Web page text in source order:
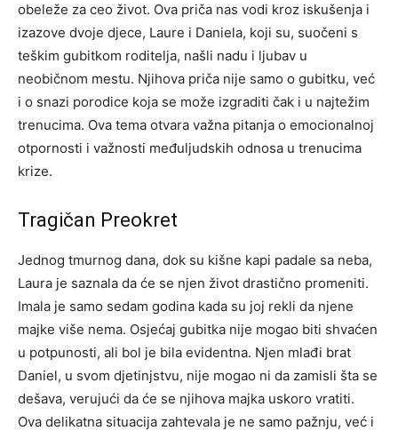
obeleže za ceo život. Ova priča nas vodi kroz iskušenja i
izazove dvoje djece, Laure i Daniela, koji su, suočeni s
teškim gubitkom roditelja, našli nadu i ljubav u
neobičnom mestu. Njihova priča nije samo o gubitku, već
i o snazi porodice koja se može izgraditi čak i u najtežim
trenucima. Ova tema otvara važna pitanja o emocionalnoj
otpornosti i važnosti međuljudskih odnosa u trenucima
krize.
Tragičan Preokret
Jednog tmurnog dana, dok su kišne kapi padale sa neba,
Laura je saznala da će se njen život drastično promeniti.
Imala je samo sedam godina kada su joj rekli da njene
majke više nema. Osjećaj gubitka nije mogao biti shvaćen
u potpunosti, ali bol je bila evidentna. Njen mlađi brat
Daniel, u svom djetinjstvu, nije mogao ni da zamisli šta se
dešava, verujući da će se njihova majka uskoro vratiti.
Ova delikatna situacija zahtevala je ne samo pažnju, već i